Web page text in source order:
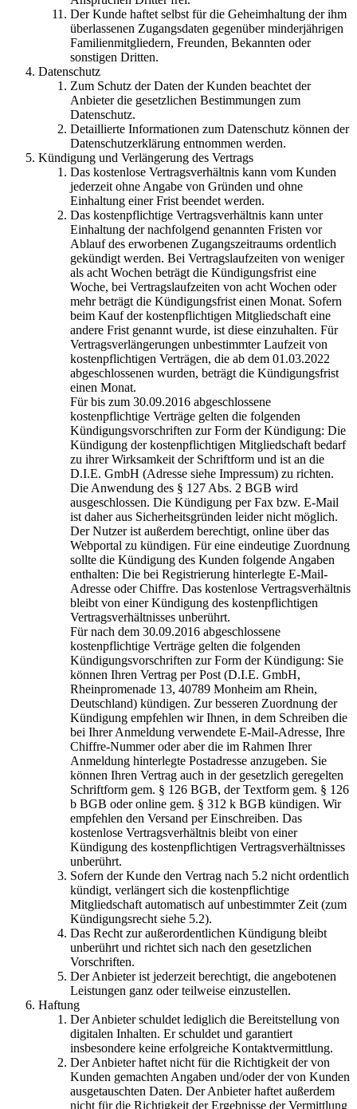
Der Kunde haftet selbst für die Geheimhaltung der ihm
überlassenen Zugangsdaten gegenüber minderjährigen
Familienmitgliedern, Freunden, Bekannten oder
sonstigen Dritten.
Datenschutz
Zum Schutz der Daten der Kunden beachtet der
Anbieter die gesetzlichen Bestimmungen zum
Datenschutz.
Detaillierte Informationen zum Datenschutz können der
Datenschutzerklärung entnommen werden.
Kündigung und Verlängerung des Vertrags
Das kostenlose Vertragsverhältnis kann vom Kunden
jederzeit ohne Angabe von Gründen und ohne
Einhaltung einer Frist beendet werden.
Das kostenpflichtige Vertragsverhältnis kann unter
Einhaltung der nachfolgend genannten Fristen vor
Ablauf des erworbenen Zugangszeitraums ordentlich
gekündigt werden. Bei Vertragslaufzeiten von weniger
als acht Wochen beträgt die Kündigungsfrist eine
Woche, bei Vertragslaufzeiten von acht Wochen oder
mehr beträgt die Kündigungsfrist einen Monat. Sofern
beim Kauf der kostenpflichtigen Mitgliedschaft eine
andere Frist genannt wurde, ist diese einzuhalten. Für
Vertragsverlängerungen unbestimmter Laufzeit von
kostenpflichtigen Verträgen, die ab dem 01.03.2022
abgeschlossenen wurden, beträgt die Kündigungsfrist
einen Monat.
Für bis zum 30.09.2016 abgeschlossene
kostenpflichtige Verträge gelten die folgenden
Kündigungsvorschriften zur Form der Kündigung: Die
Kündigung der kostenpflichtigen Mitgliedschaft bedarf
zu ihrer Wirksamkeit der Schriftform und ist an die
D.I.E. GmbH (Adresse siehe Impressum) zu richten.
Die Anwendung des § 127 Abs. 2 BGB wird
ausgeschlossen. Die Kündigung per Fax bzw. E-Mail
ist daher aus Sicherheitsgründen leider nicht möglich.
Der Nutzer ist außerdem berechtigt, online über das
Webportal zu kündigen. Für eine eindeutige Zuordnung
sollte die Kündigung des Kunden folgende Angaben
enthalten: Die bei Registrierung hinterlegte E-Mail-
Adresse oder Chiffre. Das kostenlose Vertragsverhältnis
bleibt von einer Kündigung des kostenpflichtigen
Vertragsverhältnisses unberührt.
Für nach dem 30.09.2016 abgeschlossene
kostenpflichtige Verträge gelten die folgenden
Kündigungsvorschriften zur Form der Kündigung: Sie
können Ihren Vertrag per Post (D.I.E. GmbH,
Rheinpromenade 13, 40789 Monheim am Rhein,
Deutschland) kündigen. Zur besseren Zuordnung der
Kündigung empfehlen wir Ihnen, in dem Schreiben die
bei Ihrer Anmeldung verwendete E-Mail-Adresse, Ihre
Chiffre-Nummer oder aber die im Rahmen Ihrer
Anmeldung hinterlegte Postadresse anzugeben. Sie
können Ihren Vertrag auch in der gesetzlich geregelten
Schriftform gem. § 126 BGB, der Textform gem. § 126
b BGB oder online gem. § 312 k BGB kündigen. Wir
empfehlen den Versand per Einschreiben. Das
kostenlose Vertragsverhältnis bleibt von einer
Kündigung des kostenpflichtigen Vertragsverhältnisses
unberührt.
Sofern der Kunde den Vertrag nach 5.2 nicht ordentlich
kündigt, verlängert sich die kostenpflichtige
Mitgliedschaft automatisch auf unbestimmter Zeit (zum
Kündigungsrecht siehe 5.2).
Das Recht zur außerordentlichen Kündigung bleibt
unberührt und richtet sich nach den gesetzlichen
Vorschriften.
Der Anbieter ist jederzeit berechtigt, die angebotenen
Leistungen ganz oder teilweise einzustellen.
Haftung
Der Anbieter schuldet lediglich die Bereitstellung von
digitalen Inhalten. Er schuldet und garantiert
insbesondere keine erfolgreiche Kontaktvermittlung.
Der Anbieter haftet nicht für die Richtigkeit der von
Kunden gemachten Angaben und/oder der von Kunden
ausgetauschten Daten. Der Anbieter haftet außerdem
nicht für die Richtigkeit der Ergebnisse der Vermittlung